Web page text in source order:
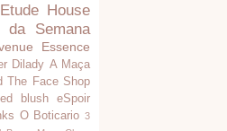
Etude House
da Semana
Essence
Dilady A Maça
The Face Shop
blush
eSpoir
O Boticario 3